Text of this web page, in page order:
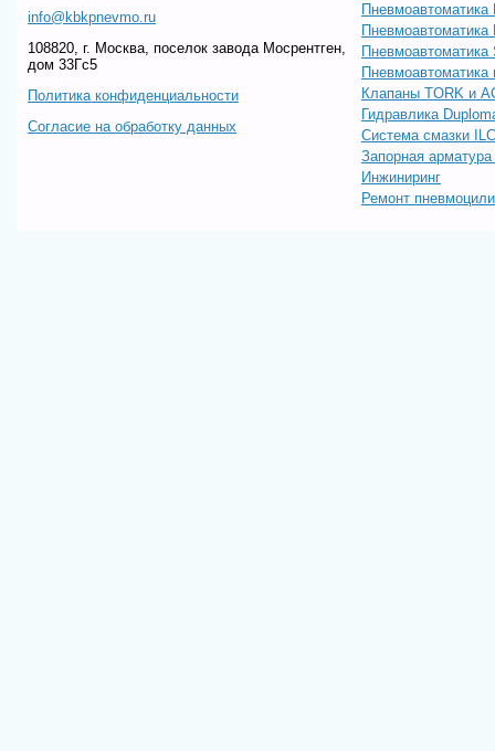
info@kbkpnevmo.ru
108820, г. Москва, поселок завода Мосрентген,
дом 33Гс5
Политика конфиденциальности
Согласие на обработку данных
Пневмоавтоматика
Пневмоавтоматика
Пневмоавтоматика
Клапаны TORK и
Гидравлика
Система смазки ILC
Запорная
Инжиниринг
Ремонт